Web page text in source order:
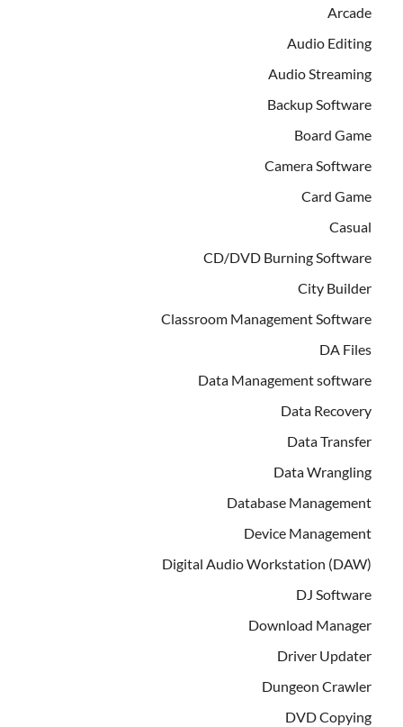
Arcade
Audio Editing
Audio Streaming
Backup Software
Board Game
Camera Software
Card Game
Casual
CD/DVD Burning Software
City Builder
Classroom Management Software
DA Files
Data Management software
Data Recovery
Data Transfer
Data Wrangling
Database Management
Device Management
Digital Audio Workstation (DAW)
DJ Software
Download Manager
Driver Updater
Dungeon Crawler
DVD Copying